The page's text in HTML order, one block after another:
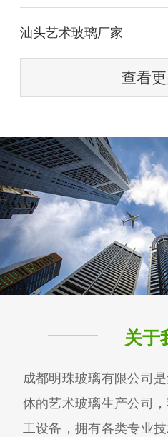
汕头艺术玻璃厂家
查看
关于
成都明珠玻璃有限公司
体的艺术玻璃生产公司
工设备，拥有各类专业